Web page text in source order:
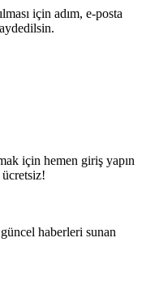
için adım, e-posta
için hemen giriş yapın
haberleri sunan